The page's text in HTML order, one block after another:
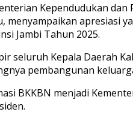
Kependudukan
menyampaikan apresiasi
Jambi Tahun 2025.
seluruh Kepala Daerah
pembangunan
BKKBN menjadi